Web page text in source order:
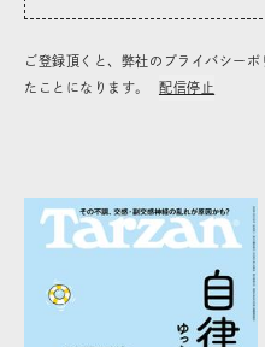
ご登録頂くと、弊社のプライバシー
たことになります。
配信停止